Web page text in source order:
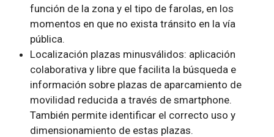
función de la zona y el tipo de farolas, en los
momentos en que no exista tránsito en la vía
pública.
Localización plazas minusválidos: aplicación
colaborativa y libre que facilita la búsqueda e
información sobre plazas de aparcamiento de
movilidad reducida a través de smartphone.
También permite identificar el correcto uso y
dimensionamiento de estas plazas.